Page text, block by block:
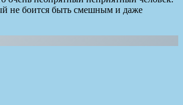
не боится быть смешным и даже